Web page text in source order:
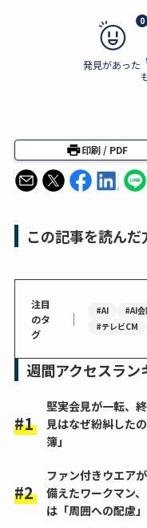
0
発見があった
印刷 / PDF
この記事を読ん
注目
のタ
グ
｜ #AI #AI
#テレビCM
週間アクセスラン
堅実会見が一転、
見はなぜ紛糾した
簿」
ファン付きウエア
備えたワークマン
は「周囲への配慮